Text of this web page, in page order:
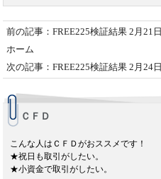
前の記事：FREE225検証結果 2月21日
ホーム
次の記事：FREE225検証結果 2月24日
ＣＦＤ
こんな人はＣＦＤがおススメです！
★祝日も取引がしたい。
★小資金で取引がしたい。